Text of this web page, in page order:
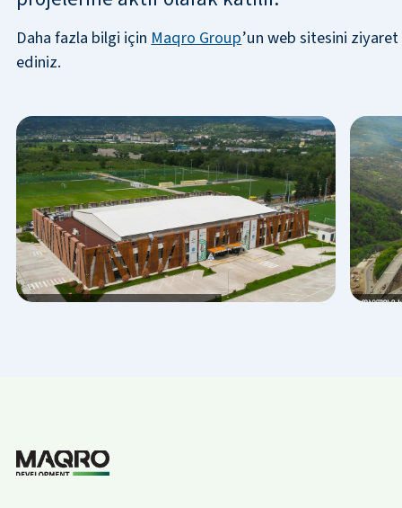
Daha fazla bilgi için Maqro Group’un web sitesini ziyaret
ediniz.